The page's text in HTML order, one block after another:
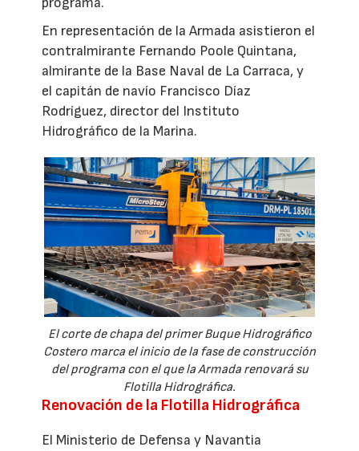
En representación de la Armada asistieron el
contralmirante Fernando Poole Quintana,
almirante de la Base Naval de La Carraca, y
el capitán de navío Francisco Díaz
Rodríguez, director del Instituto
Hidrográfico de la Marina.
El corte de chapa del primer Buque Hidrográfico
Costero marca el inicio de la fase de construcción
del programa con el que la Armada renovará su
Flotilla Hidrográfica.
Renovación de la Flotilla Hidrográfica
El Ministerio de Defensa y Navantia